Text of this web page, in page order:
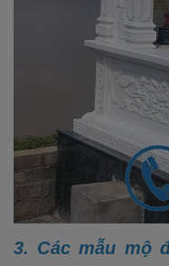
3. Các mẫu mộ